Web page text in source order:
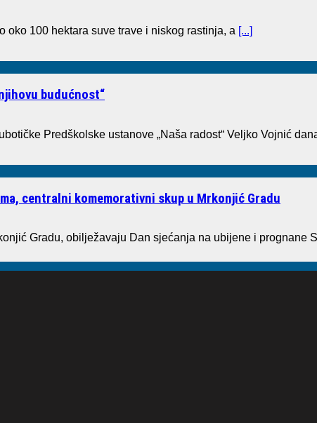
100 hektara suve trave i niskog rastinja, a [...]
budućnost“
Predškolske ustanove „Naša radost“ Veljko Vojnić
centralni komemorativni skup u Mrkonjić Gradu
Gradu, obilježavaju Dan sjećanja na ubijene i prognane